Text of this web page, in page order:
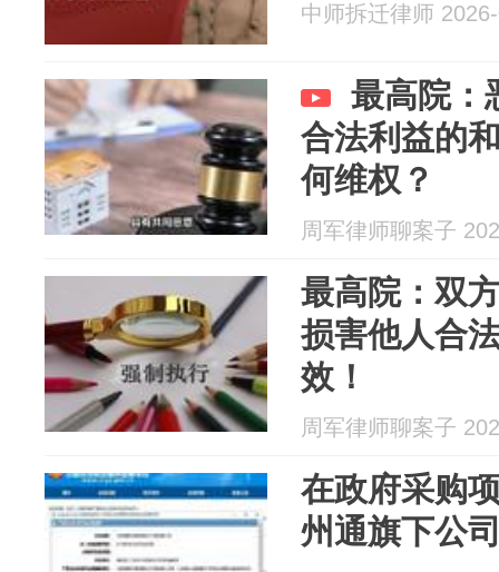
中师拆迁律师
最高院：
合法利益的
何维权？
周军律师聊案子
最高院：双
损害他人合
效！
周军律师聊案子
在政府采购
州通旗下公